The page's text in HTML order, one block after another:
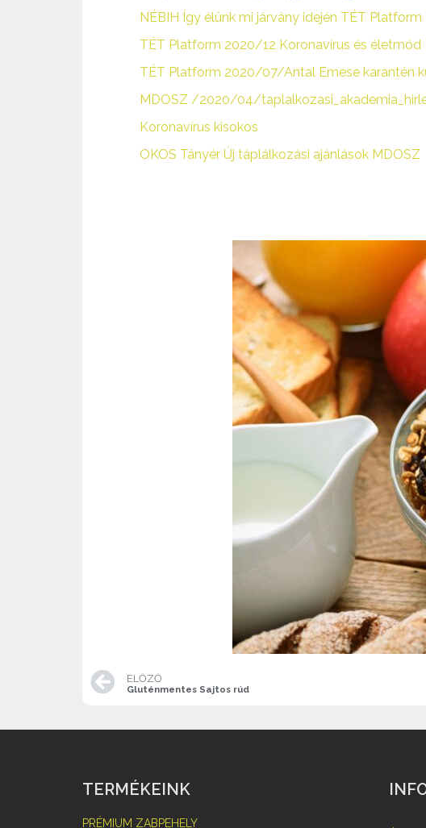
NÉBIH Így élünk mi járvány idején TÉT Platform
TÉT Platform 2020/12 Koronavírus és életmód
TÉT Platform 2020/07/Antal Emese karantén
MDOSZ /2020/04/
Koronavírus kisokos
OKOS Tányér Új táplálkozási ajánlások MDOSZ
ELŐZŐ
Gluténmentes Sajtos rúd
TERMÉKEINK
PRÉMIUM ZABPEHELY